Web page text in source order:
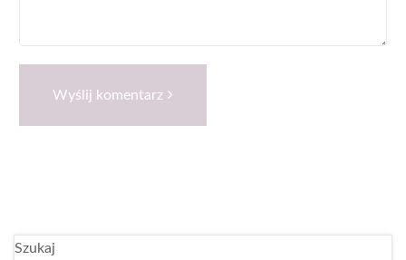
Wyślij komentarz
Szukaj